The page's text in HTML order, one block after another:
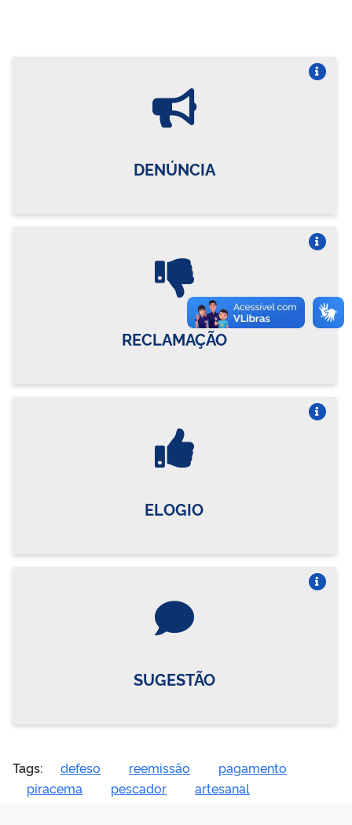
DENÚNCIA
RECLAMAÇÃO
ELOGIO
SUGESTÃO
Tags: defeso reemissão
pagamento
piracema
pescador artesanal